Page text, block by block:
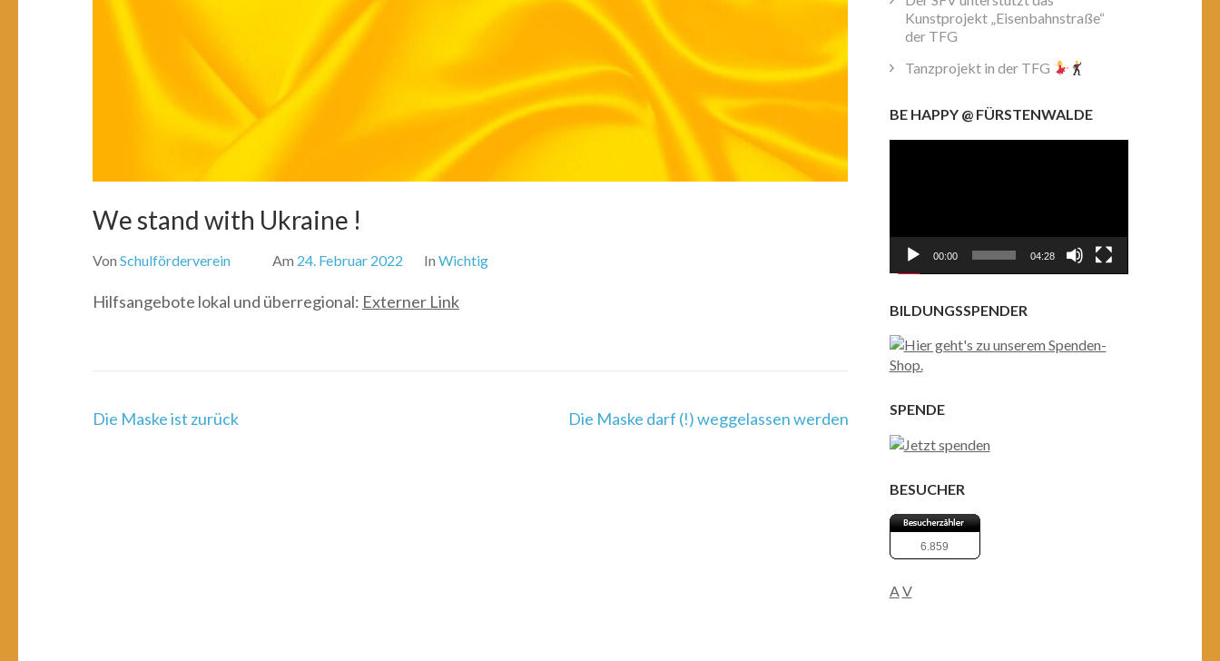
We stand with Ukraine !
Von Schulförderverein Am 24. Februar 2022 In Wichtig
Hilfsangebote lokal und überregional: Externer Link
Beitragsnavigation
Die Maske ist zurück Die Maske darf (!) weggelassen werden
Kunstprojekt „Eisenbahnstraße“
der TFG
Tanzprojekt in der TFG
BE HAPPY @ FÜRSTENWALDE
00:00 04:28
BILDUNGSSPENDER
SPENDE
BESUCHER
6.859
AV